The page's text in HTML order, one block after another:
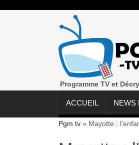
Programme TV et
ACCUEIL NEWS
Pgm tv » Mayotte :